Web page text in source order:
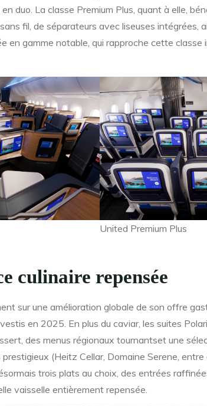
duo. La classe Premium Plus, quant à elle,
fil, de séparateurs avec liseuses intégrées,
en gamme notable, qui rapproche cette classe
United Premium Plus
culinaire repensée
sur une amélioration globale de son offre
en 2025. En plus du caviar, les suites
des menus régionaux tournantset une
(Heitz Cellar, Domaine Serene,
trois plats au choix, des entrées
vaisselle entièrement repensée.